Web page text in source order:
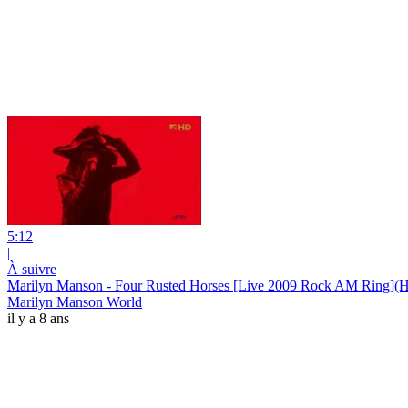
5:12
|
À suivre
Marilyn Manson - Four Rusted Horses [Live 2009 Rock AM
Marilyn Manson World
il y a 8 ans